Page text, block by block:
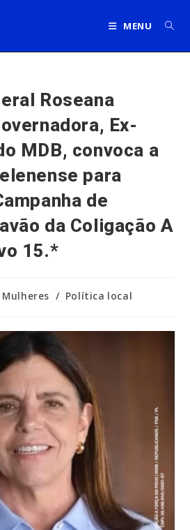
MENU
Roseana
Ex-
MDB, convoca a
para
de
da Coligação A
15.*
Mulheres / Política local